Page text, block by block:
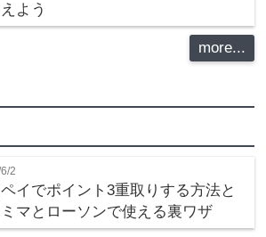
よう
more...
2
イでポイント3重取りする方法と
マとローソンで使える裏ワザ